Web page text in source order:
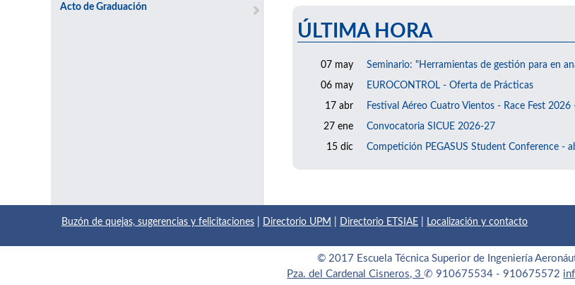
Acto de Graduación
ÚLTIMA HORA
07 may Seminario: "Herramientas de gestión para en
06 may EUROCONTROL - Oferta de Prácticas
17 abr Festival Aéreo Cuatro Vientos - Race Fest 2026
27 ene Convocatoria SICUE 2026-27
15 dic Competición PEGASUS Student Conference -
Buzón de quejas, sugerencias y felicitaciones Directorio UPM Directorio ETSIAE Localización y contacto
© 2017 Escuela Técnica Superior de Ingeniería
Pza. del Cardenal Cisneros, 3✆ 910675534 - 910675572